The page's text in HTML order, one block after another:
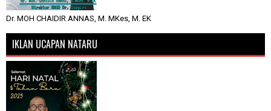
Dr. MOH CHAIDIR ANNAS, M. MKes, M. EK
IKLAN UCAPAN NATARU